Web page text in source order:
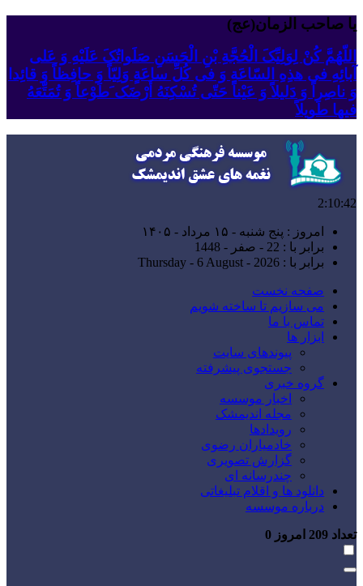
یا صاحب الزمان(عج)
اللّهُمَّ کُنْ لِوَلِیِّکَ الْحُجَّةِ بْنِ الْحَسَنِ صَلَواتُکَ عَلَیْهِ وَ عَلى
آبائِهِ فی هذِهِ السّاعَةِ وَ فی کُلِّ ساعَةٍ وَلِیّاً وَ حافِظاً وَ قائِدا
‏وَ ناصِراً وَ دَلیلاً وَ عَیْناً حَتّى تُسْکِنَهُ أَرْضَک َطَوْعاً وَ تُمَتِّعَهُ
فیها طَویلاً
2:10:42
امروز : پنج شنبه - ۱۵ مرداد - ۱۴۰۵
برابر با : 22 - صفر - 1448
برابر با : Thursday - 6 August - 2026
صفحه نخست
می سازیم تا ساخته شویم
تماس با ما
ابزار ها
پیوندهای سایت
جستجوی پیشرفته
گروه خبری
اخبار موسسه
مجله اندیمشک
رویدادها
خادمیاران رضوی
گزارش تصویری
چندرسانه ای
دانلود ها و اقلام تبلیغاتی
درباره موسسه
تعداد امروز 0